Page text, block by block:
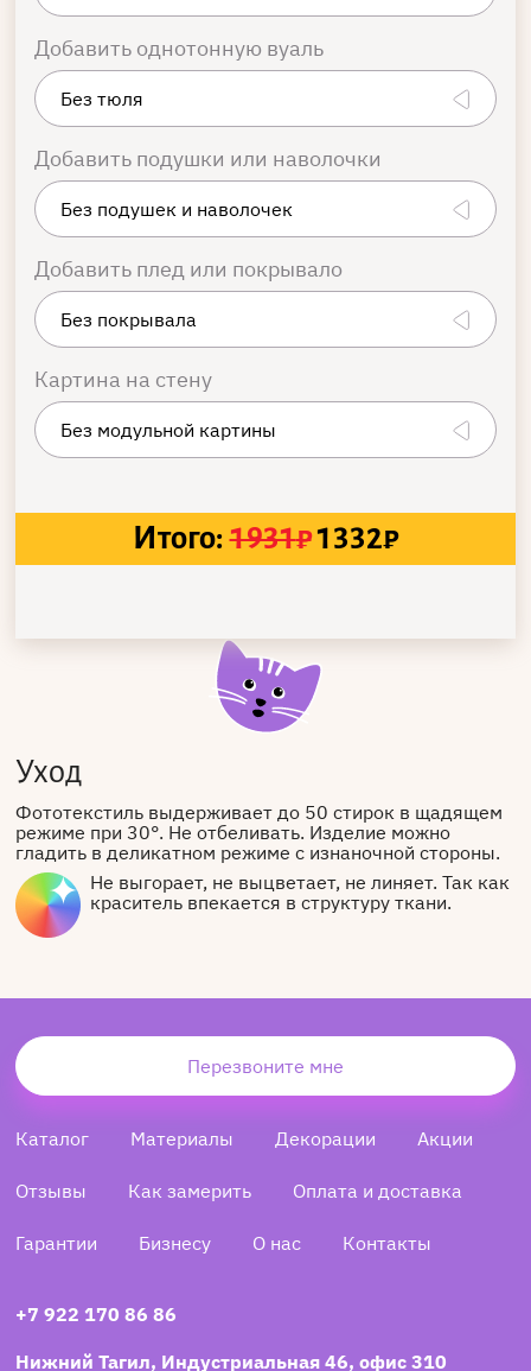
Добавить однотонную вуаль
Добавить подушки или наволочки
Добавить плед или покрывало
Картина на стену
Итого: 1931₽1332₽
Уход
Фототекстиль выдерживает до 50 стирок в щадящем
режиме при 30°. Не отбеливать. Изделие можно
гладить в деликатном режиме с изнаночной стороны.
Не выгорает, не выцветает, не линяет. Так как
краситель впекается в структуру ткани.
Перезвоните мне
Каталог Материалы Декорации Акции
Отзывы Как замерить Оплата и доставка
Гарантии Бизнесу О нас Контакты
+7 922 170 86 86
Нижний Тагил, Индустриальная 46, офис 310